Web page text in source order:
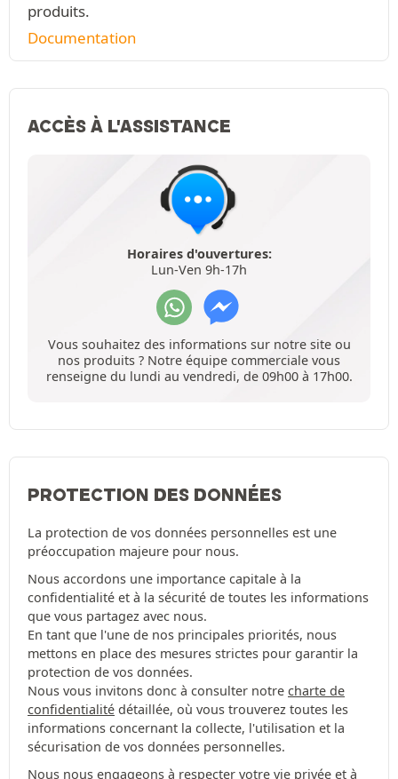
produits.
Documentation
ACCÈS À L'ASSISTANCE
Horaires d'ouvertures:
Lun-Ven 9h-17h
Vous souhaitez des informations sur notre site ou
nos produits ? Notre équipe commerciale vous
renseigne du lundi au vendredi, de 09h00 à 17h00.
PROTECTION DES DONNÉES
La protection de vos données personnelles est une
préoccupation majeure pour nous.
Nous accordons une importance capitale à la
confidentialité et à la sécurité de toutes les informations
que vous partagez avec nous.
En tant que l'une de nos principales priorités, nous
mettons en place des mesures strictes pour garantir la
protection de vos données.
Nous vous invitons donc à consulter notre charte de
confidentialité détaillée, où vous trouverez toutes les
informations concernant la collecte, l'utilisation et la
sécurisation de vos données personnelles.
Nous nous engageons à respecter votre vie privée et à